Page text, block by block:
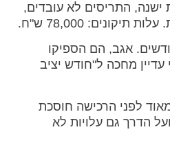
התריסים לא עובדים,
78,000 ש"ח.
עזבו אחרי 4 חודשים. אגב, הם הספיקו
מחכה ל"חודש יציב
לפני הרכישה חוסכת
הדרך גם עלויות לא